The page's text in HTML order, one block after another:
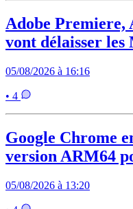
Adobe
vont délaisser les
05/08/2026 à 16:16
• 4
Google Chrome
version ARM64
05/08/2026 à 13:20